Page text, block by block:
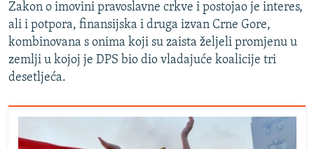
Zakon o imovini pravoslavne crkve i postojao je interes,
ali i potpora, finansijska i druga izvan Crne Gore,
kombinovana s onima koji su zaista željeli promjenu u
zemlji u kojoj je DPS bio dio vladajuće koalicije tri
desetljeća.